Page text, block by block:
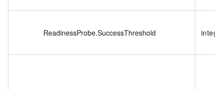
ReadinessProbe.SuccessThreshold